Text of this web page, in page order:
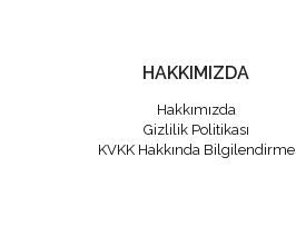
HAKKIMIZDA
Hakkımızda
Gizlilik Politikası
KVKK Hakkında Bilgilendirme